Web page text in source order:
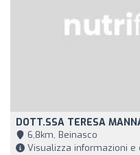
DOTT.SSA TERESA
6,8km, Beinasco
Visualizza informazioni e